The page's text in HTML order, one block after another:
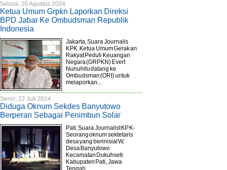
Selasa, 20 Agustus 2024
Ketua Umum Grpkn Laporkan Direksi
BPD Jabar Ke Ombudsman Republik
Indonesia
Jakarta, Suara Journalis
KPK. Ketua Umum Gerakan
Rakyat Peduli Keuangan
Negara (GRPKN) Evert
Nunuhitu datang ke
Ombudsman (ORI) untuk
melaporkan...
Senin, 22 Juli 2024
Diduga Oknum Sekdes Banyutowo
Berperan Sebagai Penimbun Solar
Pati, Suara Journalist KPK-
Seorang oknum sektetaris
desa yang berinisial W,
Desa Banyutowo
Kecamatan Dukuhseti
Kabupaten Pati, Jawa